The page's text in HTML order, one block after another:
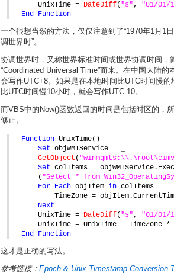
UnixTime = DateDiff( "s", "01/01/
End Function
一个很想当然的方法，仅仅注意到了“1970年1月1
调世界时”。
协调世界时，又称世界标准时间或世界协调时间，
“Coordinated Universal Time”而来。在中国大陆
会写作UTC+8。如果是在本地时间比UTC时间慢
比UTC时间慢10小时，就会写作UTC-10。
而VBS中的Now()函数返回的时间是包括时区的，
修正。
Function UnixTime()
Set objWMIService = _
GetObject (
Set colItems =
( "Select * from
For Each objItem in colItems
TimeZone =
Next
UnixTime = DateDiff( "s", "01/01/
UnixTime = UnixTime - TimeZone *
End Function
这才是正确的写法。
参考链接： Epoch & Unix Timestamp Conversion